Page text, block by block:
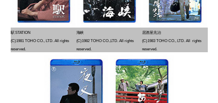
駅 STATION
(C)1981 TOHO CO., LTD. All rights
reserved.
海峡
(C)1982 TOHO CO.,LTD. All rights
reserved.
居酒屋兆治
(C)1983 TOHO CO., LTD. All rights
reserved.